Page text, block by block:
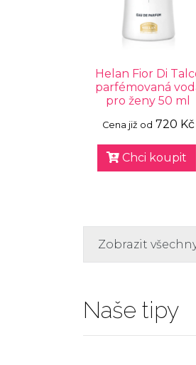
Helan Fior Di
parfémovaná
pro ženy 50 ml
Cena již od 720 Kč
Chci koupit
Zobrazit
Naše tipy